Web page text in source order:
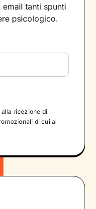
tanti spunti
psicologico.
ricezione di
di cui al